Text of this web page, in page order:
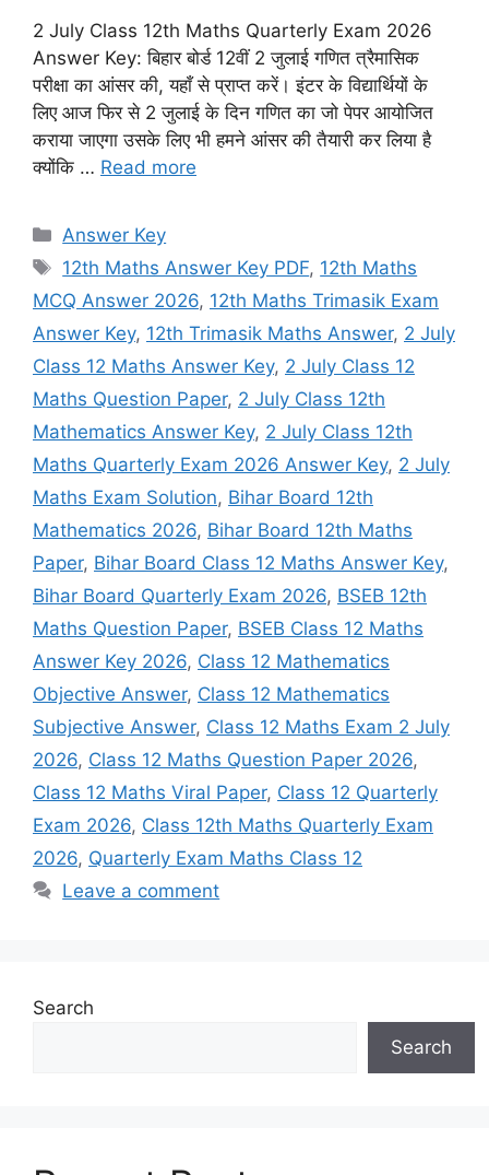
2 July Class 12th Maths Quarterly Exam 2026
Answer Key: बिहार बोर्ड 12वीं 2 जुलाई गणित त्रैमासिक
परीक्षा का आंसर की, यहाँ से प्राप्त करें। इंटर के विद्यार्थियों के
लिए आज फिर से 2 जुलाई के दिन गणित का जो पेपर आयोजित
कराया जाएगा उसके लिए भी हमने आंसर की तैयारी कर लिया है
क्योंकि … Read more
Categories
Answer Key
Tags
12th Maths Answer Key PDF, 12th Maths
MCQ Answer 2026, 12th Maths Trimasik Exam
Answer Key, 12th Trimasik Maths Answer, 2 July
Class 12 Maths Answer Key, 2 July Class 12
Maths Question Paper, 2 July Class 12th
Mathematics Answer Key, 2 July Class 12th
Maths Quarterly Exam 2026 Answer Key, 2 July
Maths Exam Solution, Bihar Board 12th
Mathematics 2026, Bihar Board 12th Maths
Paper, Bihar Board Class 12 Maths Answer Key,
Bihar Board Quarterly Exam 2026, BSEB 12th
Maths Question Paper, BSEB Class 12 Maths
Answer Key 2026, Class 12 Mathematics
Objective Answer, Class 12 Mathematics
Subjective Answer, Class 12 Maths Exam 2 July
2026, Class 12 Maths Question Paper 2026,
Class 12 Maths Viral Paper, Class 12 Quarterly
Exam 2026, Class 12th Maths Quarterly Exam
2026, Quarterly Exam Maths Class 12
Leave a comment
Search
Search